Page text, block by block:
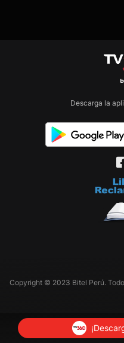
Descarga la
Copyright © 2023 Bitel Perú.